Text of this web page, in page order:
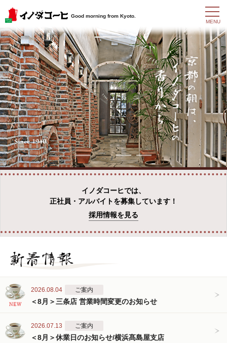
Good morning from Kyoto.
t
o
g
g
l
e
n
a
v
g
a
t
i
o
n
MENU
イノダコーヒでは、
正社員・アルバイトを募集しています！
採用情報を見る
2026.08.04 ご案内
＜8月＞三条店 営業時間変更のお知らせ
2026.07.13 ご案内
＜8月＞休業日のお知らせ/横浜髙島屋支店